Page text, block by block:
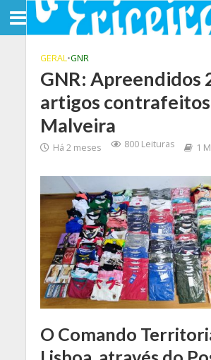
GERAL•GNR
GNR: Apreendidos
artigos
Malveira
Há 2 meses 800 Leituras 1
O Comando